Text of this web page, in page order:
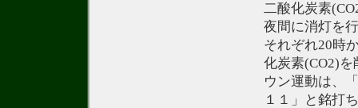
二酸化炭素
夜間に消灯を
それぞれ20時
化炭素(CO2)
ウン運動は、
１１」と銘打